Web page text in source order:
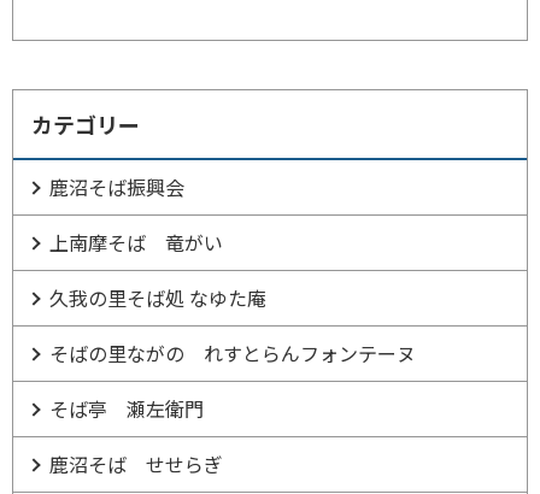
カテゴリー
鹿沼そば振興会
上南摩そば 竜がい
久我の里そば処 なゆた庵
そばの里ながの れすとらんフォンテーヌ
そば亭 瀬左衛門
鹿沼そば せせらぎ